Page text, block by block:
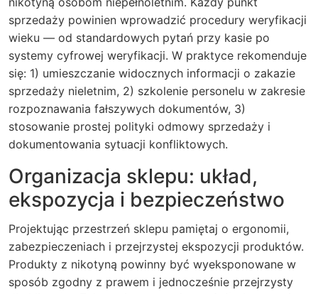
sprzedaży powinien wprowadzić procedury weryfikacji
wieku — od standardowych pytań przy kasie po
systemy cyfrowej weryfikacji. W praktyce rekomenduje
się: 1) umieszczanie widocznych informacji o zakazie
sprzedaży nieletnim, 2) szkolenie personelu w zakresie
rozpoznawania fałszywych dokumentów, 3)
stosowanie prostej polityki odmowy sprzedaży i
dokumentowania sytuacji konfliktowych.
Organizacja sklepu: układ,
ekspozycja i bezpieczeństwo
Projektując przestrzeń sklepu pamiętaj o ergonomii,
zabezpieczeniach i przejrzystej ekspozycji produktów.
Produkty z nikotyną powinny być wyeksponowane w
sposób zgodny z prawem i jednocześnie przejrzysty